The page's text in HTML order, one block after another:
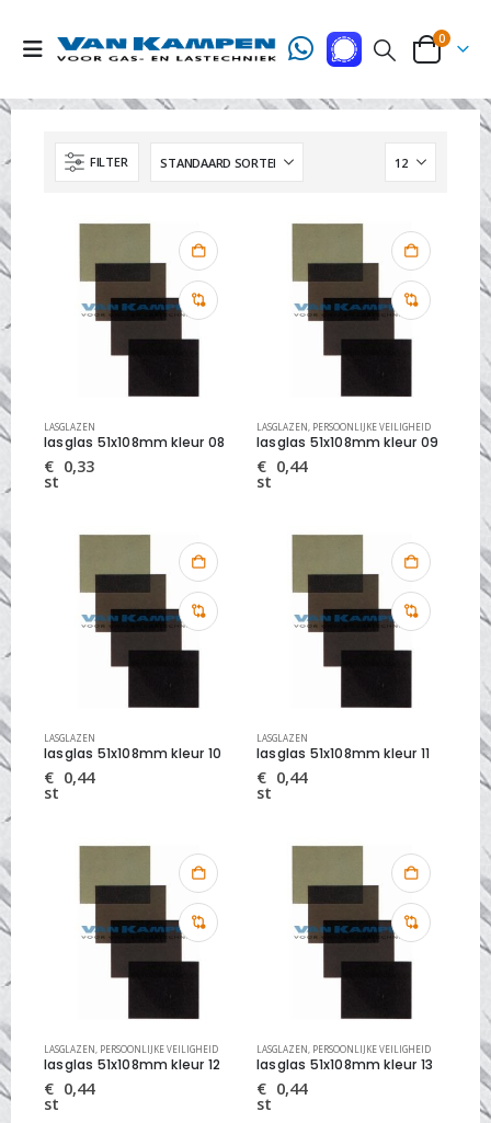
0
FILTER
LASGLAZEN
lasglas 51x108mm kleur 08
€ 0,33
st
LASGLAZEN PERSOONLIJKE VEILIGHEID
lasglas 51x108mm kleur 09
€ 0,44
st
LASGLAZEN
lasglas 51x108mm kleur 10
€ 0,44
st
LASGLAZEN
lasglas 51x108mm kleur 11
€ 0,44
st
LASGLAZEN PERSOONLIJKE VEILIGHEID
lasglas 51x108mm kleur 12
€ 0,44
st
LASGLAZEN PERSOONLIJKE VEILIGHEID
lasglas 51x108mm kleur 13
€ 0,44
st